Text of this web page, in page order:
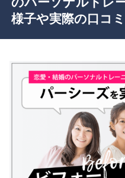
様子や実際の口コ